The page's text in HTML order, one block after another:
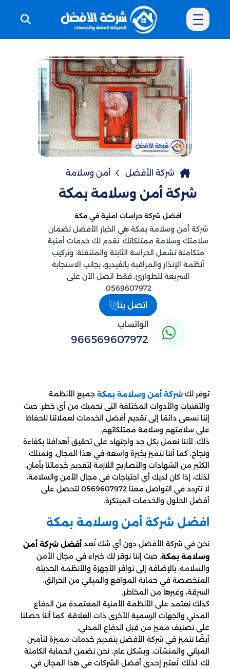
شركة الأفضل أمن وسلامة
شركة أمن وسلامة بمكة
افضل شركة حراسات امنية في مكة
شركة أمن وسلامة بمكة هي الخيار الأفضل لضمان
سلامتك وسلامة ممتلكاتك. نقدم لك خدمات أمنية
متكاملة تشمل الحراسة الثابتة والمتنقلة، وتركيب
أنظمة الإنذار والمراقبة بالفيديو، بجانب الاستجابة
السريعة للطوارئ. فقط اتصل الآن على
0569607972.
اتصل بنا
الواتساب
966569607972
توفر لك شركة أمن وسلامة بمكة جميع الأنظمة
والتقنيات والأدوات المختلفة التي تحميك من أي خطر. حيث
إننا نسعى دائمًا إلى تقديم أفضل الخدمات لعملائنا للحفاظ
على سلامتهم وسلامة ممتلكاتهم.
ذلك، لأننا نعمل بكل جد واجتهاد على تحقيق أهدافنا بكفاءة
ونجاح، كما أننا نتميز بخبرة واسعة في هذا المجال. ونمتلك
الكثير من الشهادات والتصاريح اللازمة لتقديم خدماتنا بأمان.
لذلك، إذا كان لديك أي احتياجات في مجال الأمن والسلامة،
لا تتردد في التواصل معنا 0569607972 لتحصل على
أفضل الحلول والخدمات المبتكرة.
افضل شركة أمن وسلامة بمكة
نحن في شركة الأفضل دون أي شك نُعد أفضل شركة أمن
وسلامة بمكة. حيث إننا نوفر لك خبراء في مجال الأمن
والسلامة، بالإضافة إلى توافر الأجهزة والأنظمة الحديثة
المتخصصة في حماية المواقع والمباني من الحرائق،
السرقة، وغيرها من المخاطر.
كذلك نعتمد على الأنظمة الأمنية المعتمدة من الدفاع
المدني والجهات الرسمية الأخرى ذات العلاقة. كما أننا حصلنا
على تصنيف مميز من قِبل الدفاع المدني.
أيضًا نتميز في شركة الأفضل بتقديم خدمات مميزة لتأمين
المباني والمنشآت. وبشكل عام، نحن نضمن الحماية الكاملة
لك، لذلك، نُعتبر إحدى أفضل الشركات في هذا المجال في